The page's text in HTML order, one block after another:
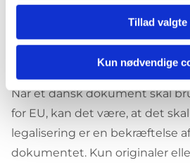
Tillad valgte
Kun nødvendige
Legalisering af attester
Når et dansk dokument skal
for EU, kan det være, at det skal
legalisering er en bekræftelse
dokumentet. Kun originaler